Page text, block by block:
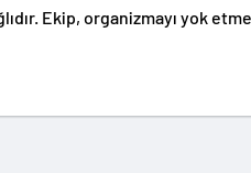
Ekip, organizmayı yok